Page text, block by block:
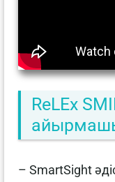
ReLEx
– SmartSight